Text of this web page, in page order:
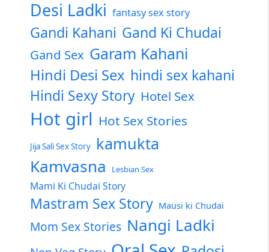
Desi Ladki fantasy sex story
Gandi Kahani Gand Ki Chudai
Gand Sex Garam Kahani
Hindi Desi Sex hindi sex kahani
Hindi Sexy Story Hotel Sex
Hot girl Hot Sex Stories
Jija Sali Sex Story kamukta
Kamvasna Lesbian Sex
Mami Ki Chudai Story
Mastram Sex Story Mausi ki Chudai
Mom Sex Stories Nangi Ladki